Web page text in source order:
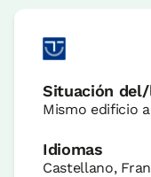
Situación
Mismo edificio
Idiomas
Castellano,